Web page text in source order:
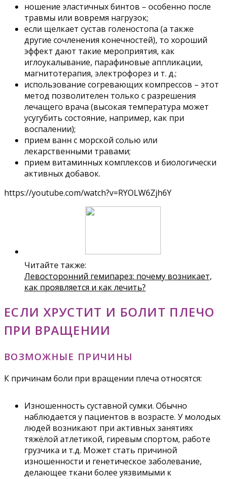
ношение эластичных бинтов – особенно после
травмы или вовремя нагрузок;
если щелкает сустав голеностопа (а также
другие сочленения конечностей), то хороший
эффект дают такие мероприятия, как
иглоукалывание, парафиновые аппликации,
магнитотерапия, электрофорез и т. д.;
использование согревающих компрессов – этот
метод позволителен только с разрешения
лечащего врача (высокая температура может
усугубить состояние, например, как при
воспалении);
прием ванн с морской солью или
лекарственными травами;
прием витаминных комплексов и биологически
активных добавок.
https://youtube.com/watch?v=RYOLW6Zjh6Y
Читайте также:
Левосторонний гемипарез: почему возникает,
как проявляется и как лечить?
ЕСЛИ ХРУСТИТ И БОЛИТ ПЛЕЧО
ПРИ ВРАЩЕНИИ
ВОЗМОЖНЫЕ ПРИЧИНЫ
К причинам боли при вращении плеча относятся:
Изношенность суставной сумки. Обычно
наблюдается у пациентов в возрасте. У молодых
людей возникают при активных занятиях
тяжёлой атлетикой, гиревым спортом, работе
грузчика и т.д. Может стать причиной
изношенности и генетическое заболевание,
делающее ткани более уязвимыми к